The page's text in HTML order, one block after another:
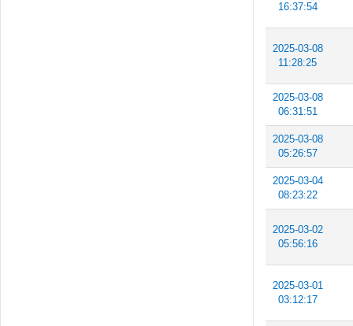
16:37:54
2025-03-08
11:28:25
2025-03-08
06:31:51
2025-03-08
05:26:57
2025-03-04
08:23:22
2025-03-02
05:56:16
2025-03-01
03:12:17